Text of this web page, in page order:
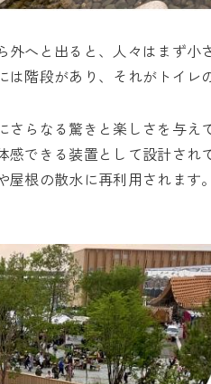
外へと出ると、人々はまず
階段があり、それがトイレ
らなる驚きと楽しさを与え
感できる装置として設計さ
屋根の散水に再利用されま